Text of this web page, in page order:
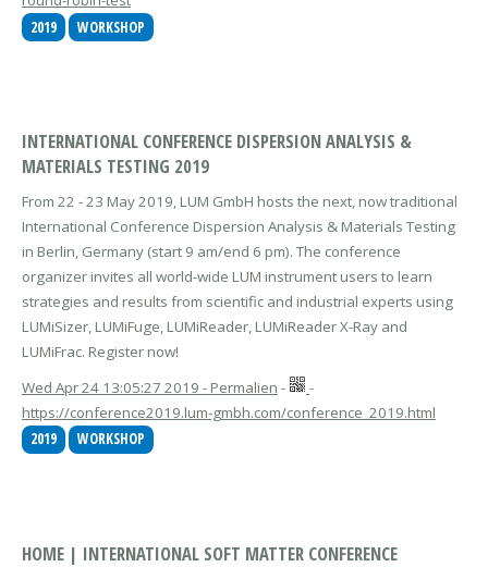
2019
WORKSHOP
INTERNATIONAL CONFERENCE DISPERSION ANALYSIS &
MATERIALS TESTING 2019
From 22 - 23 May 2019, LUM GmbH hosts the next, now traditional
International Conference Dispersion Analysis & Materials Testing
in Berlin, Germany (start 9 am/end 6 pm). The conference
organizer invites all world-wide LUM instrument users to learn
strategies and results from scientific and industrial experts using
LUMiSizer, LUMiFuge, LUMiReader, LUMiReader X-Ray and
LUMiFrac. Register now!
Wed Apr 24 13:05:27 2019 - Permalien -
-
https://conference2019.lum-gmbh.com/conference_2019.html
2019
WORKSHOP
HOME | INTERNATIONAL SOFT MATTER CONFERENCE